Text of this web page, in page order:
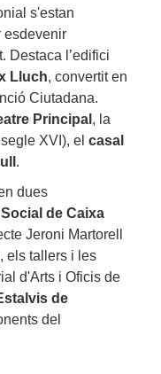
s'estan
esdevenir
Destaca l’edifici
Lluch, convertit en
Ciutadana.
Principal , la
XVI), el casal
.
dues
de Caixa
Jeroni Martorell
els tallers i les
d'Arts i Oficis de
de
del